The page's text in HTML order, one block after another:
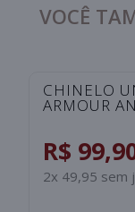
VOCÊ
CHINELO
ARMOUR
R$
2x 49,95 sem